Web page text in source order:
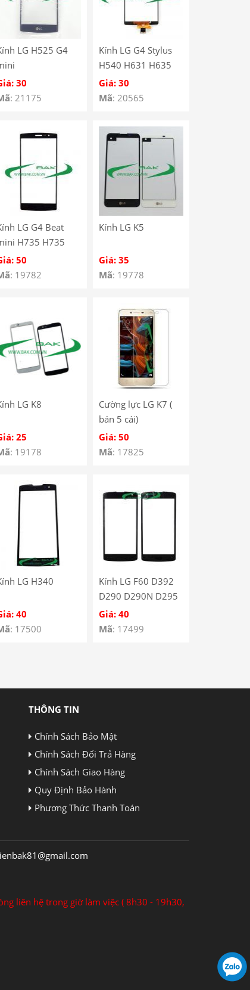
LG H525 G4
30
: 21175
Kính LG G4 Stylus
H540 H631 H635
Giá: 30
Mã: 20565
LG G4 Beat
H735 H735
50
: 19782
Kính LG K5
Giá: 35
Mã: 19778
LG K8
25
: 19178
Cường lực LG K7 (
bán 5 cái)
Giá: 50
Mã: 17825
LG H340
40
: 17500
Kính LG F60 D392
D290 D290N D295
Giá: 40
Mã: 17499
THÔNG TIN
Chính Sách Bảo Mật
Chính Sách Đổi Trả Hàng
Chính Sách Giao Hàng
Quy Định Bảo Hành
Phương Thức Thanh Toán
liên hệ trong giờ làm việc ( 8h30 - 19h30,